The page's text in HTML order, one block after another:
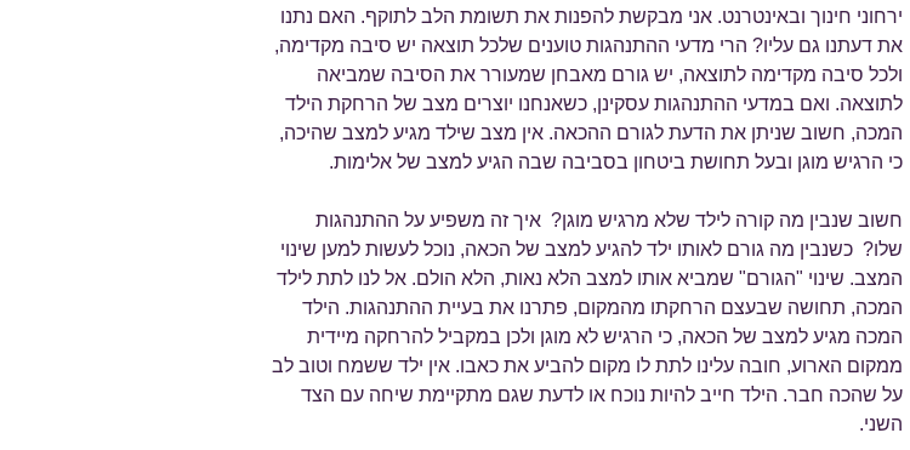
ירחוני חינוך ובאינטרנט. אני מבקשת להפנות את תשומת הלב לתוקף. האם נתנו
את דעתנו גם עליו? הרי מדעי ההתנהגות טוענים שלכל תוצאה יש סיבה מקדימה,
ולכל סיבה מקדימה לתוצאה, יש גורם מאבחן שמעורר את הסיבה שמביאה
לתוצאה. ואם במדעי ההתנהגות עסקינן, כשאנחנו יוצרים מצב של הרחקת הילד
המכה, חשוב שניתן את הדעת לגורם ההכאה. אין מצב שילד מגיע למצב שהיכה,
כי הרגיש מוגן ובעל תחושת ביטחון בסביבה שבה הגיע למצב של אלימות.
חשוב שנבין מה קורה לילד שלא מרגיש מוגן? איך זה משפיע על ההתנהגות
שלו? כשנבין מה גורם לאותו ילד להגיע למצב של הכאה, נוכל לעשות למען שינוי
המצב. שינוי "הגורם" שמביא אותו למצב הלא נאות, הלא הולם. אל לנו לתת לילד
המכה, תחושה שבעצם הרחקתו מהמקום, פתרנו את בעיית ההתנהגות. הילד
המכה מגיע למצב של הכאה, כי הרגיש לא מוגן ולכן במקביל להרחקה מיידית
ממקום הארוע, חובה עלינו לתת לו מקום להביע את כאבו. אין ילד ששמח וטוב לב
על שהכה חבר. הילד חייב להיות נוכח או לדעת שגם מתקיימת שיחה עם הצד
השני.